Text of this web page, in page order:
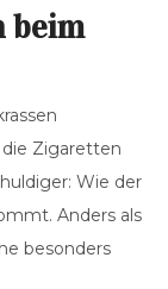
beim
die Zigaretten
Wie der
Anders als
besonders